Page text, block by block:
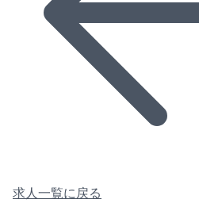
求人一覧に戻る